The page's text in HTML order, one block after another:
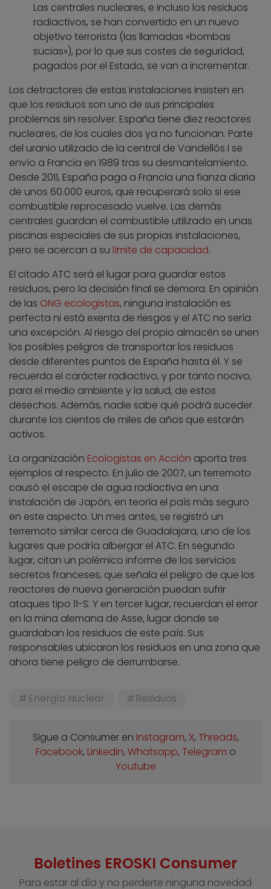
Las centrales nucleares, e incluso los residuos
radiactivos, se han convertido en un nuevo
objetivo terrorista (las llamadas «bombas
sucias»), por lo que sus costes de seguridad,
pagados por el Estado, se van a incrementar.
Los detractores de estas instalaciones insisten en
que los residuos son uno de sus principales
problemas sin resolver. España tiene diez reactores
nucleares, de los cuales dos ya no funcionan. Parte
del uranio utilizado de la central de Vandellós I se
envío a Francia en 1989 tras su desmantelamiento.
Desde 2011, España paga a Francia una fianza diaria
de unos 60.000 euros, que recuperará solo si ese
combustible reprocesado vuelve. Las demás
centrales guardan el combustible utilizado en unas
piscinas especiales de sus propias instalaciones,
pero se acercan a su límite de capacidad.
El citado ATC será el lugar para guardar estos
residuos, pero la decisión final se demora. En opinión
de las ONG ecologistas, ninguna instalación es
perfecta ni está exenta de riesgos y el ATC no sería
una excepción. Al riesgo del propio almacén se unen
los posibles peligros de transportar los residuos
desde diferentes puntos de España hasta él. Y se
recuerda el carácter radiactivo, y por tanto nocivo,
para el medio ambiente y la salud, de estos
desechos. Además, nadie sabe qué podrá suceder
durante los cientos de miles de años que estarán
activos.
La organización Ecologistas en Acción aporta tres
ejemplos al respecto. En julio de 2007, un terremoto
causó el escape de agua radiactiva en una
instalación de Japón, en teoría el país más seguro
en este aspecto. Un mes antes, se registró un
terremoto similar cerca de Guadalajara, uno de los
lugares que podría albergar el ATC. En segundo
lugar, citan un polémico informe de los servicios
secretos franceses, que señala el peligro de que los
reactores de nueva generación puedan sufrir
ataques tipo 11-S. Y en tercer lugar, recuerdan el error
en la mina alemana de Asse, lugar donde se
guardaban los residuos de este país. Sus
responsables ubicaron los residuos en una zona que
ahora tiene peligro de derrumbarse.
Energía Nuclear Residuos
Sigue a Consumer en Instagram, X, Threads,
Facebook, Linkedin, Whatsapp, Telegram o
Youtube
Boletines EROSKI Consumer
Para estar al día y no perderte ninguna novedad